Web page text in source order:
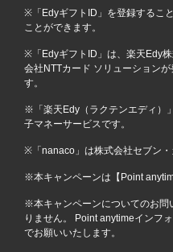
※「EdyギフトID」を登録するこ
ことができます。
※「EdyギフトID」は、楽天Edy
会社NTTカード ソリューション
す。
※「楽天Edy（ラクテンエディ）
子マネーサービスです。
※「nanaco」は株式会社セブン・
※本キャンペーンは【Point
※本キャンペーンについてのお問
りません。 Point anytimeインフ
でお願いいたします。